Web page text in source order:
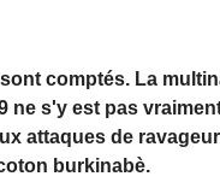
comptés. La
ne s'y est pas
attaques de
burkinabè.